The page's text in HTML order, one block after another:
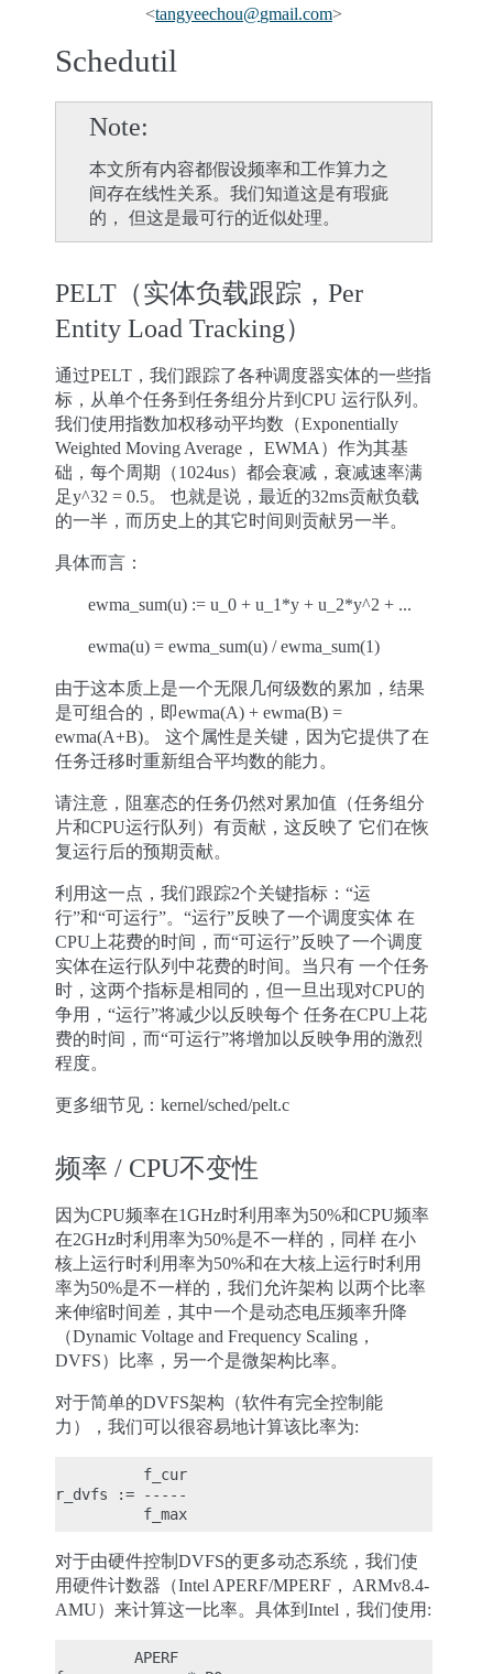
<tangyeechou@gmail.com>
Schedutil
Note
本文所有内容都假设频率和工作算力之
间存在线性关系。我们知道这是有瑕疵
的， 但这是最可行的近似处理。
PELT（实体负载跟踪，Per
Entity Load Tracking）
通过PELT，我们跟踪了各种调度器实体的一些指
标，从单个任务到任务组分片到CPU 运行队列。
我们使用指数加权移动平均数（Exponentially
Weighted Moving Average， EWMA）作为其基
础，每个周期（1024us）都会衰减，衰减速率满
足y^32 = 0.5。 也就是说，最近的32ms贡献负载
的一半，而历史上的其它时间则贡献另一半。
具体而言：
ewma_sum(u) := u_0 + u_1*y + u_2*y^2 + ...
ewma(u) = ewma_sum(u) / ewma_sum(1)
由于这本质上是一个无限几何级数的累加，结果
是可组合的，即ewma(A) + ewma(B) =
ewma(A+B)。 这个属性是关键，因为它提供了在
任务迁移时重新组合平均数的能力。
请注意，阻塞态的任务仍然对累加值（任务组分
片和CPU运行队列）有贡献，这反映了 它们在恢
复运行后的预期贡献。
利用这一点，我们跟踪2个关键指标：“运
行”和“可运行”。“运行”反映了一个调度实体 在
CPU上花费的时间，而“可运行”反映了一个调度
实体在运行队列中花费的时间。当只有 一个任务
时，这两个指标是相同的，但一旦出现对CPU的
争用，“运行”将减少以反映每个 任务在CPU上花
费的时间，而“可运行”将增加以反映争用的激烈
程度。
更多细节见：kernel/sched/pelt.c
频率 / CPU不变性
因为CPU频率在1GHz时利用率为50%和CPU频率
在2GHz时利用率为50%是不一样的，同样 在小
核上运行时利用率为50%和在大核上运行时利用
率为50%是不一样的，我们允许架构 以两个比率
来伸缩时间差，其中一个是动态电压频率升降
（Dynamic Voltage and Frequency Scaling，
DVFS）比率，另一个是微架构比率。
对于简单的DVFS架构（软件有完全控制能
力），我们可以很容易地计算该比率为:
          f_cur
r_dvfs := -----
对于由硬件控制DVFS的更多动态系统，我们使
用硬件计数器（Intel APERF/MPERF， ARMv8.4-
AMU）来计算这一比率。具体到Intel，我们使用:
         APERF